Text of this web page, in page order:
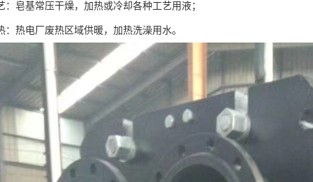
：皂基常压干燥，加热或冷却各种工艺用液；
：热电厂废热区域供暖，加热洗澡用水。